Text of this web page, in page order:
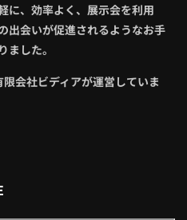
に、効率よく、展示会を利用
出会いが促進されるようなお手
した。
会社ビディアが運営していま